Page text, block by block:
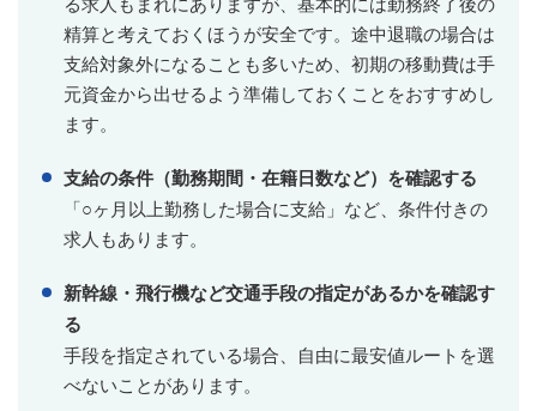
精算と考えておくほうが安全です。途中退職の場合は
支給対象外になることも多いため、初期の移動費は手
元資金から出せるよう準備しておくことをおすすめし
ます。
支給の条件（勤務期間・在籍日数など）を確認する
「○ヶ月以上勤務した場合に支給」など、条件付きの
求人もあります。
新幹線・飛行機など交通手段の指定があるかを確認す
る
手段を指定されている場合、自由に最安値ルートを選
べないことがあります。